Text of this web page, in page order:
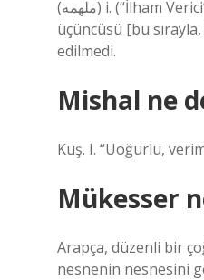
(ﻣﻠﻬﻤﻪ) i. (“İlham Verici” den Mulhim) Sufizm. (Nefs-i Mülhime kelimesinden kısaltma ile) Ruhun yedi seviyesinin
üçüncüsü [bu
edilmedi.
Mishal ne
Kuş. I. “Uoğurlu,
Mükesser
Arapça, düzenli bir
nesnenin nesnesini